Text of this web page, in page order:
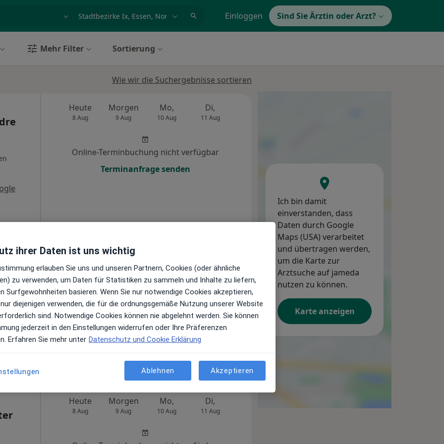
Einloggen Sind Sie Ärztin oder Arzt?
Mehr Filter Sortierung
Wie wir die Suchergebnisse sortieren
Heute
8 Aug
Morgen
9 Aug
Mo,
10 Aug
Di,
11 Aug
Online-Terminbuchung nicht verfügbar
Terminanfrage senden
8 Aug 9 Aug 10 Aug 11 Aug
Do,
13 Aug
Fr,
14 Aug
Online-Terminbuchung nicht verfügbar
Telefonnummer anzeigen
Heute
8 Aug
Morgen
9 Aug
Mo,
10 Aug
Di,
11 Aug 13 Aug
Ich bin damit
einverstanden, dass
Daten durch Google
Maps (USA) verarbeitet
und übertragen werden,
um die Karte zur
Arztsuche auf jameda
nutzen zu können.
Karte anzeigen
ihrer Daten ist uns wichtig
erlauben Sie uns und unseren Partnern, Cookies (oder ähnliche
zu verwenden, um Daten für Statistiken zu sammeln und Inhalte zu liefern,
Surfgewohnheiten basieren. Wenn Sie nur notwendige Cookies akzeptieren,
diejenigen verwenden, die für die ordnungsgemäße Nutzung unserer Website
sind. Notwendige Cookies können nie abgelehnt werden. Sie können
jederzeit in den Einstellungen widerrufen oder Ihre Präferenzen
Erfahren Sie mehr unter Datenschutz und Cookie Erklärung
Ablehnen Akzeptieren